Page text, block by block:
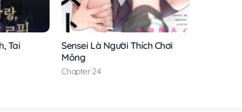
Tai
Sensei Là Người Thích Chơi
Mông
Chapter 24